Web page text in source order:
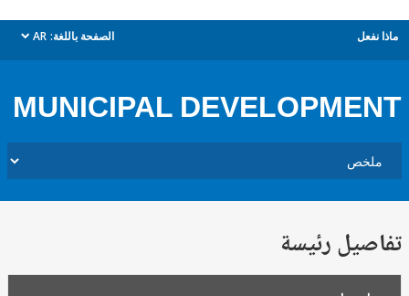
الصفحة باللغة: AR
dropdown
MUNICIPAL
رئيسة